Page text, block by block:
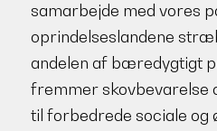
samarbejde med vores
oprindelseslandene
andelen af bæredygtigt
fremmer skovbevarelse
til forbedrede sociale og